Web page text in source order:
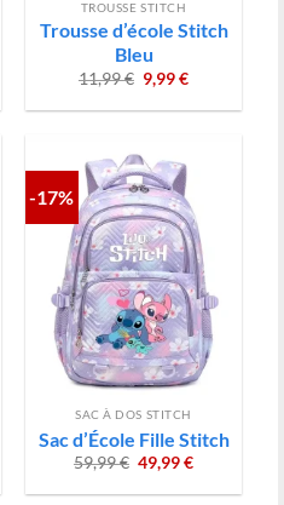
TROUSSE STITCH
Trousse d’école Stitch
Bleu
11,99€ Le
prix
initial
9,99€Le
actuel
-17%
SAC À DOS STITCH
Sac d’École Fille Stitch
59,99€ Le
prix
initial
49,99€Le
actuel